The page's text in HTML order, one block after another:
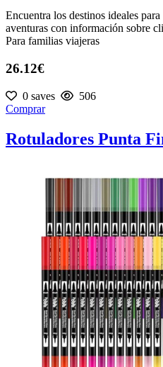
Encuentra los destinos ideales
aventuras con información sobre
Para familias viajeras
26.12€
0 saves
506
Comprar
Rotuladores Punta